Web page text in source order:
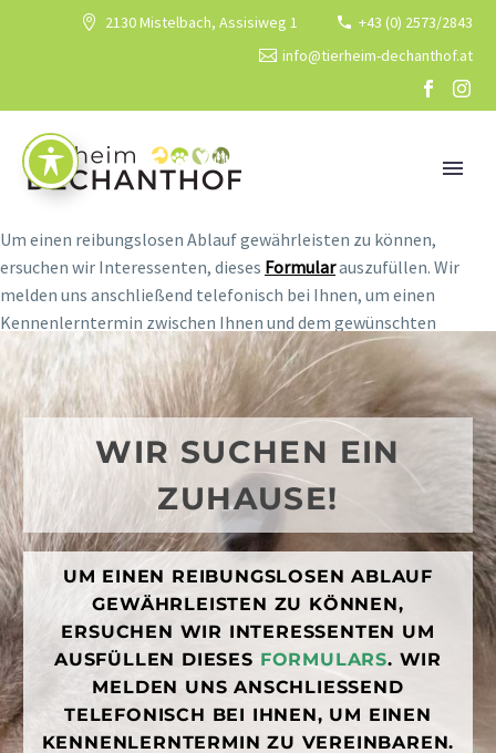
2130 Mistelbach, Assisiweg 1
+43 (0) 2573/2843
info@tierheim-dechanthof.at
Um einen reibungslosen Ablauf gewährleisten zu können,
ersuchen wir Interessenten, dieses Formularauszufüllen. Wir
melden uns anschließend telefonisch bei Ihnen, um einen
Kennenlerntermin zwischen Ihnen und dem gewünschten
Schützling zu vereinbaren.WIR SUCHEN EIN ZUHAUSE!
WIR SUCHEN EIN
ZUHAUSE!
UM EINEN REIBUNGSLOSEN ABLAUF
GEWÄHRLEISTEN ZU KÖNNEN,
ERSUCHEN WIR INTERESSENTEN UM
AUSFÜLLEN DIESES FORMULARS. WIR
MELDEN UNS ANSCHLIESSEND T
ELEFONISCH BEI IHNEN, UM EINEN K
ENNENLERNTERMIN ZU VEREINBAREN.